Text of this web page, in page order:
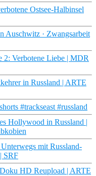
Ostsee-Halbinsel
Auschwitz · Zwangsarbeit
2: Verbotene Liebe | MDR
in Russland | ARTE
#trackseast #russland
Hollywood in Russland |
mit Russland-
SRF
HD Reupload | ARTE